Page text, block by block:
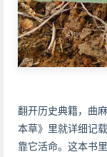
翻开历史典籍，曲
本草》里就详细记
靠它活命。这本书